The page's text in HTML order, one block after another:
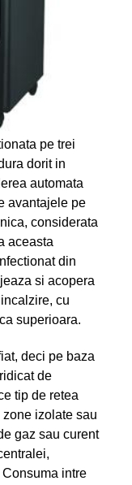
pe trei
dorit in
automata
avantajele pe
considerata
aceasta
din
si acopera
cu
superioara.
deci pe baza
de
tip de retea
izolate sau
gaz sau curent
intre